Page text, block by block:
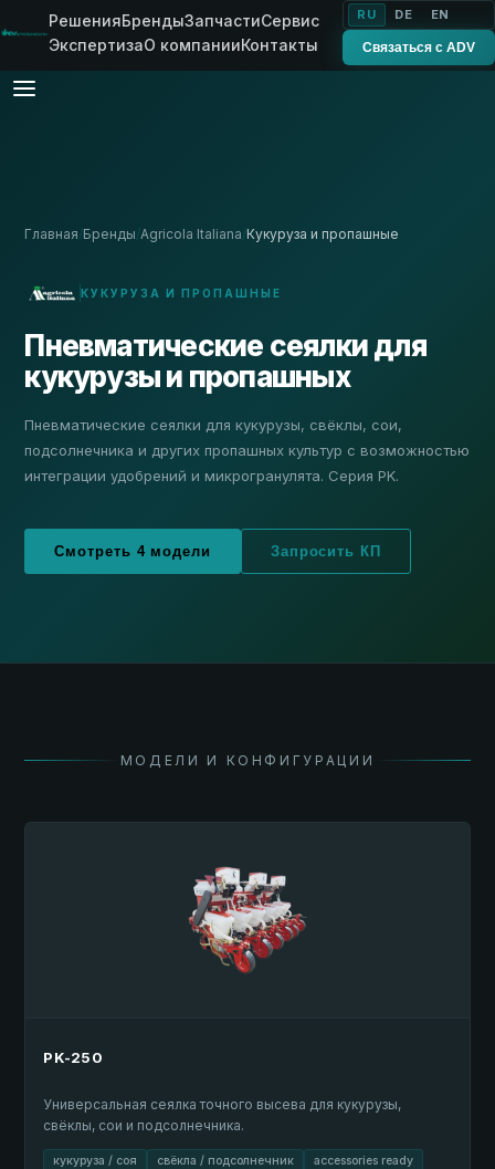
РешенияБрендыЗапчастиСервис
ЭкспертизаО компанииКонтакты
RU DE EN
Связаться с ADV
Главная Бренды /Agricola Italiana Кукуруза и пропашные
КУКУРУЗА И ПРОПАШНЫЕ
Пневматические сеялки для
кукурузы и пропашных
Пневматические сеялки для кукурузы, свёклы, сои,
подсолнечника и других пропашных культур с возможностью
интеграции удобрений и микрогранулята. Серия PK.
Смотреть 4 модели Запросить КП
МОДЕЛИ И КОНФИГУРАЦИИ
PK-250
Универсальная сеялка точного высева для кукурузы,
свёклы, сои и подсолнечника.
кукуруза / соя свёкла / подсолнечник accessories ready